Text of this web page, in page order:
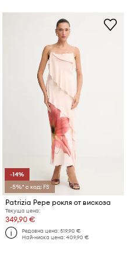
-14%
-5%* с код: FS
Patrizia Pepe рокля от вискоза
Текуща цена:
349,90 €
Редовна цена:519,90 €
Най-ниска цена:409,90 €